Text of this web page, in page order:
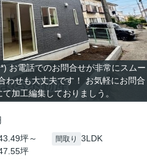
お電話でのお問合せが非常にスムー
わせも大丈夫です！ お気軽にお問合
加工編集しておりましう。
坪～
坪
間取り 3LDK